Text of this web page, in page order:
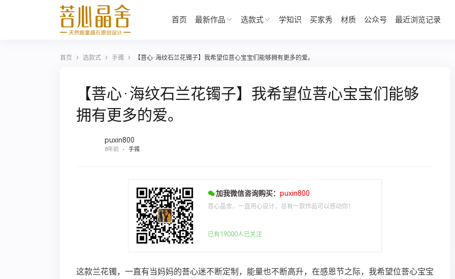
首页 最新作品 选款式 学知识 买家秀 材质 公众号 最近浏览记录
首页 › 选款式 › 手镯 › 【菩心·海纹石兰花镯子】我希望位菩心宝宝们能够拥有更多的爱。
【菩心·海纹石兰花镯子】我希望位菩心宝宝们能够
拥有更多的爱。
puxin800
8年前 手镯
加我微信咨询购买： puxin800
菩心晶舍，一直用心设计，总有一款作品可以感动你！
已有19000人已关注
这款兰花镯，一直有当妈妈的菩心迷不断定制，能量也不断高升，在感恩节之际，我希望位菩心宝宝